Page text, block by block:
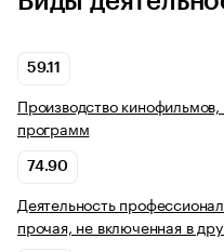
59.11
Производство
программ
74.90
Деятельность
прочая, не включенная в